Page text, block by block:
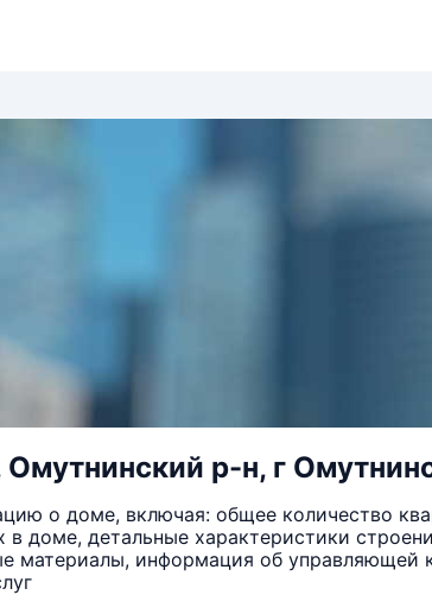
р-н, г
о доме, включая: общее количество
доме, детальные характеристики
материалы, информация об управляющей